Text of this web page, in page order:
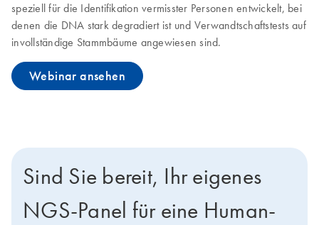
speziell für die Identifikation vermisster Personen entwickelt, bei
denen die DNA stark degradiert ist und Verwandtschaftstests auf
invollständige Stammbäume angewiesen sind.
Webinar ansehen
Sind Sie bereit, Ihr eigenes
NGS-Panel für eine Human-